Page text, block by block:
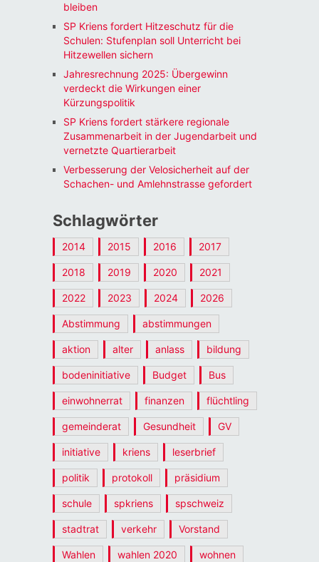
bleiben
SP Kriens fordert Hitzeschutz für die
Schulen: Stufenplan soll Unterricht bei
Hitzewellen sichern
Jahresrechnung 2025: Übergewinn
verdeckt die Wirkungen einer
Kürzungspolitik
SP Kriens fordert stärkere regionale
Zusammenarbeit in der Jugendarbeit und
vernetzte Quartierarbeit
Verbesserung der Velosicherheit auf der
Schachen- und Amlehnstrasse gefordert
Schlagwörter
2014 2015 2016 2017
2018 2019 2020 2021
2022 2023 2024 2026
Abstimmung abstimmungen
aktion alter anlass bildung
bodeninitiative Budget Bus
einwohnerrat finanzen flüchtling
gemeinderat Gesundheit GV
initiative kriens leserbrief
politik protokoll präsidium
schule spkriens spschweiz
stadtrat verkehr Vorstand
Wahlen wahlen 2020 wohnen